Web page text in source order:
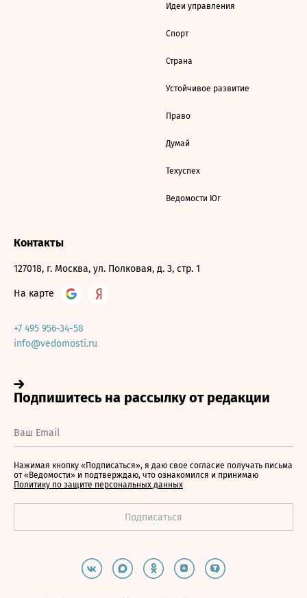
Идеи управления
Спорт
Страна
Устойчивое развитие
Право
Думай
Техуспех
Ведомости Юг
Контакты
127018, г. Москва, ул. Полковая, д. 3, стр. 1
На карте
+7 495 956-34-58
info@vedomosti.ru
Нажимая кнопку «Подписаться», я даю свое согласие получать письма
от «Ведомости» и подтверждаю, что ознакомился и принимаю
Политику по защите персональных данных